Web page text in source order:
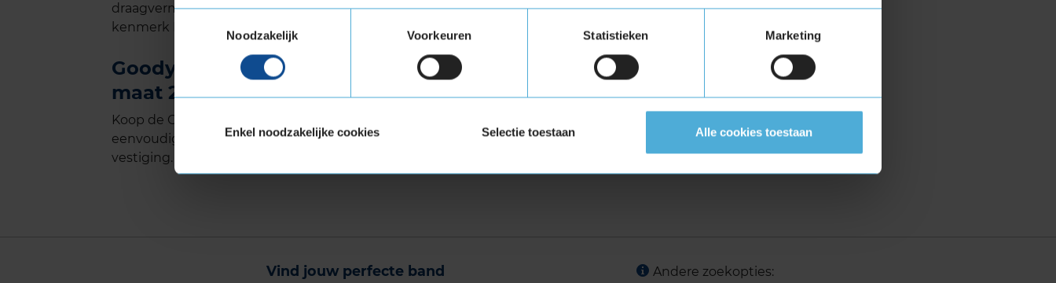
Toestemmingsselectie
Noodzakelijk
Voorkeuren Statistieken Marketing
Enkel noodzakelijke cookies Selectie toestaan Alle cookies toestaan
draagvermogen nodig hebben. Verstevigde banden zijn te herkennen aan het
kenmerk Extra Load.
Goodyear EAGLE F1 ASYMMETRIC 5 Extra load in de
maat 245 35 R20 kopen bij KwikFit
Koop de Goodyear EAGLE F1 ASYMMETRIC 5 Extra load in de maat 245 35 R20
eenvoudig online en plan ook gelijk online je montageafspraak in bij jouw KwikFit
vestiging.
Vind jouw perfecte band Andere zoekopties: